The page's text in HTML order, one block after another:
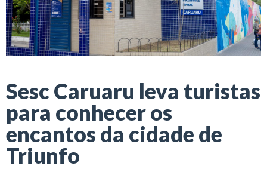
Sesc Caruaru leva turistas
para conhecer os
encantos da cidade de
Triunfo